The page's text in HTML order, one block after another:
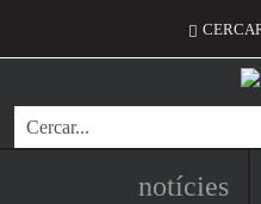
Menú
Cerca
notícies